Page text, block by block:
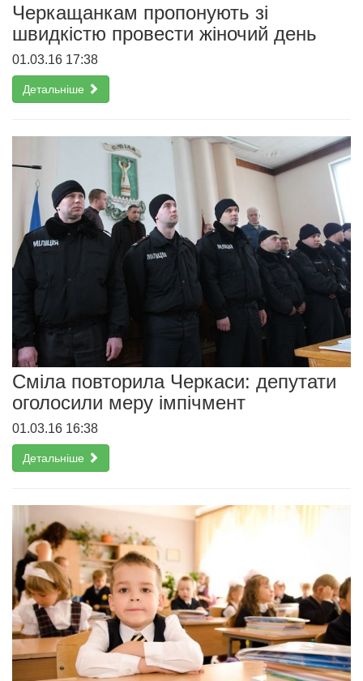
Черкащанкам пропонують зі
швидкістю провести жіночий день
01.03.16 17:38
Детальніше
Cміла повторила Черкаси: депутати
оголосили меру імпічмент
01.03.16 16:38
Детальніше